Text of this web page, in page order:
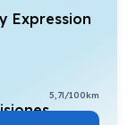
5,7l/100km